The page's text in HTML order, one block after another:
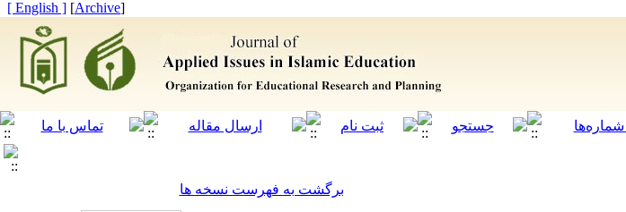
[
Archive
]
[ English ]
برگشت به فهرست نسخه ها